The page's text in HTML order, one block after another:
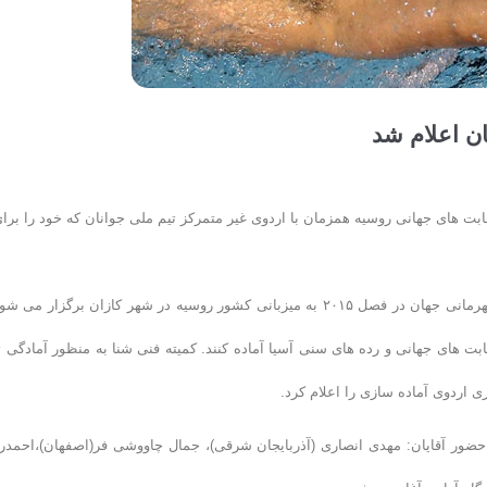
های جهانی روسیه همزمان با اردوی غیر متمرکز تیم ملی جوانان که خود را
به گزارش روابط عمومی فدراسیون شنا،شیرجه و واترپلو؛ رقابت های شنا قهرمانی جهان در فصل ۲۰۱۵ به میزبانی کشور روسیه در شهر کازان
های جهانی و رده های سنی آسیا آماده کنند. کمیته فنی شنا به منظور آمادگی
اردوی آماده سازی را اعلام کرد.
آقایان: مهدی انصاری (آذربایجان شرقی)، جمال چاووشی